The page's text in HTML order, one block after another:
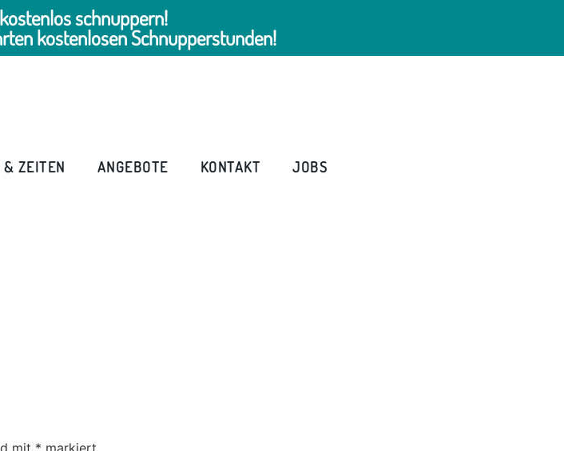
schnuppern!
kostenlosen Schnupperstunden!
& ZEITEN ANGEBOTE KONTAKT JOBS
mit * markiert